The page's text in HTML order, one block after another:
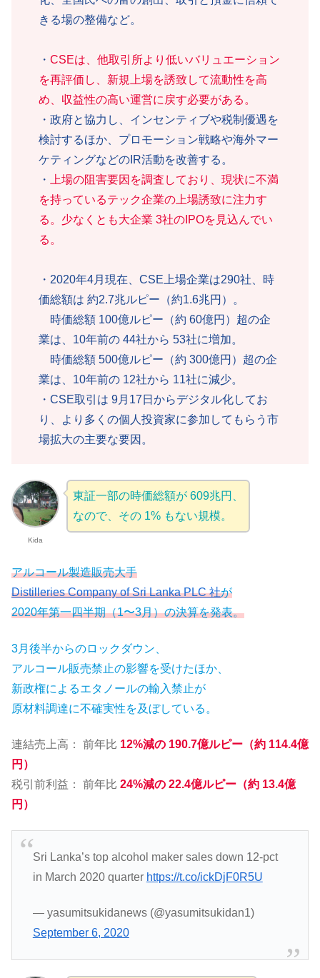
きる場の整備など。
・ CSEは、他取引所より低いバリュエーション
を再評価し、新規上場を誘致して流動性を高
め、収益性の高い運営に戻す必要がある。
・政府と協力し、インセンティブや税制優遇を
検討するほか、プロモーション戦略や海外マー
ケティングなどのIR活動を改善する。
・
上場の阻害要因を調査しており、現状に不満
を持っているテック企業の上場誘致に注力す
る。少なくとも大企業 3社のIPOを見込んでい
る。
・2020年4月現在、CSE上場企業は290社、時
価総額は 約2.7兆ルピー（約1.6兆円）。
時価総額 100億ルピー（約 60億円）超の企
業は、10年前の 44社から 53社に増加。
時価総額 500億ルピー（約 300億円）超の企
業は、10年前の 12社から 11社に減少。
・CSE取引は 9月17日からデジタル化してお
り、より多くの個人投資家に参加してもらう市
場拡大の主要な要因。
Kida
東証一部の時価総額が 609兆円、
なので、その 1% もない規模。
アルコール製造販売大手
Distilleries Company of Sri Lanka PLC 社が
2020年第一四半期（1〜3月）の決算を発表。
3月後半からのロックダウン、
アルコール販売禁止の影響を受けたほか、
新政権によるエタノールの輸入禁止が
原材料調達に不確実性を及ぼしている。
連結売上高： 前年比 12%減の 190.7億ルピー（約 114.4億
円）
税引前利益： 前年比 24%減の 22.4億ルピー（約 13.4億
円）
Sri Lanka’s top alcohol maker sales down 12-pct
in March 2020 quarter https://t.co/ickDjF0R5U
— yasumitsukidanews (@yasumitsukidan1)
September 6, 2020